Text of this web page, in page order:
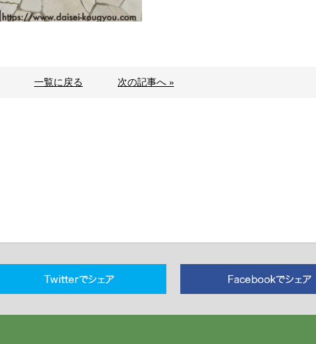
一覧に戻る 次の記事へ »